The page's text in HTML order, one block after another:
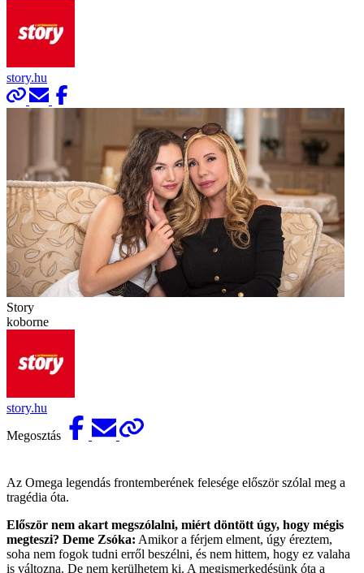
story.hu
Story
koborne
story.hu
Megosztás
Az Omega legendás frontemberének felesége először szólal meg a
tragédia óta.
Először nem akart megszólalni, miért döntött úgy, hogy mégis
megteszi? Deme Zsóka: Amikor a férjem elment, úgy éreztem,
soha nem fogok tudni erről beszélni, és nem hittem, hogy ez valaha
is változna. De nem kerülhetem ki. A megismerkedésünk óta a